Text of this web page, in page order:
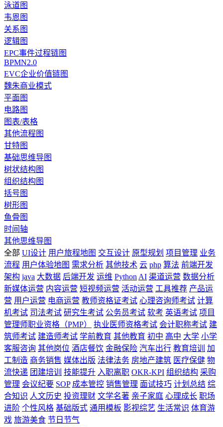
泳道图
韦恩图
关系图
逻辑图
EPC事件过程链图
BPMN2.0
EVC企业价值链图
魏朱商业模式
平面图
电路图
图表/表格
其他流程图
甘特图
基础思维导图
树状结构图
组织结构图
括号图
树形图
鱼骨图
时间轴
其他思维导图
全部 UI设计 用户旅程地图 交互设计 原型规划 项目管理 业务
流程 用户体验地图 需求分析 其他技术 云 php 算法 前端开发
架构 java 大数据 后端开发 运维 Python AI 渠道运营 数据分析
新媒体运营 内容运营 短视频运营 活动运营 工具推荐 产品运
营 用户运营 电商运营 教师资格证考试 心理咨询师考试 计算
机考试 司法考试 研究生考试 公务员考试 软考 英语考试 项目
管理师职业资格（PMP）
执业医师资格考试 会计职称考试 建
筑师考试 建造师考试 学前教育 其他教育 初中 高中 大学 小学
客服咨询 其他岗位 酒店餐饮 金融保险 汽车出行 教育培训
加
工制造 商务销售 媒体出版 法律法务 房地产建筑 医疗保健 物
流快递 团建培训 技能提升 入职离职 OKR-KPI 组织结构 采购
管理 会议纪要 SOP 成本管控 销售管理 面试技巧 计划总结 综
合知识 人文历史 投资理财 文学名著 亲子家庭 心理成长 职场
进阶 个性风格 基础版式 通用模板 影视综艺 生活常识 体育游
戏 旅游美食 节日节气